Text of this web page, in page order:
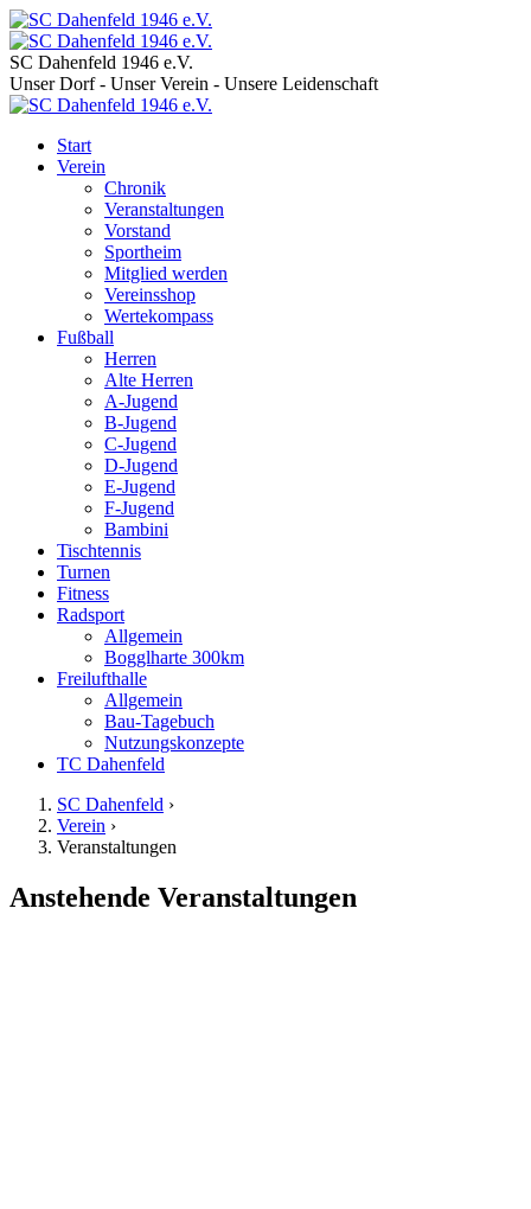
SC Dahenfeld 1946 e.V.
Unser Dorf - Unser Verein - Unsere Leidenschaft
Start
Verein
Chronik
Veranstaltungen
Vorstand
Sportheim
Mitglied werden
Vereinsshop
Wertekompass
Fußball
Herren
Alte Herren
A-Jugend
B-Jugend
C-Jugend
D-Jugend
E-Jugend
F-Jugend
Bambini
Tischtennis
Turnen
Fitness
Radsport
Allgemein
Bogglharte 300km
Freilufthalle
Allgemein
Bau-Tagebuch
Nutzungskonzepte
TC Dahenfeld
SC Dahenfeld ›
Verein ›
Veranstaltungen
Anstehende Veranstaltungen